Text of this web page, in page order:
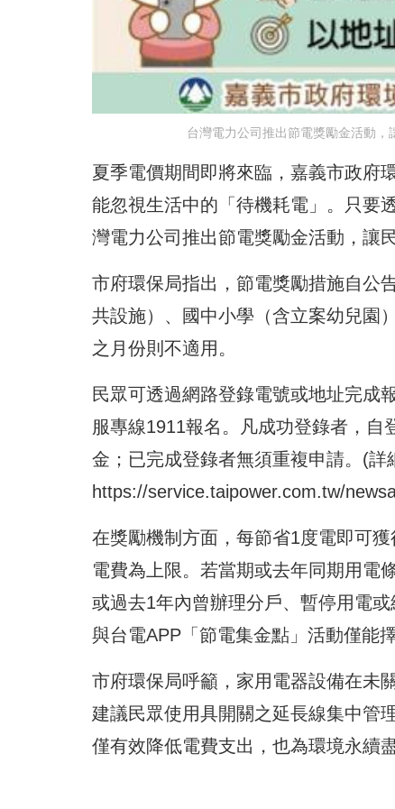
台灣電力公司推出節電獎勵金活動
夏季電價期間即將來臨，嘉義市政府
能忽視生活中的「待機耗電」。只要
灣電力公司推出節電獎勵金活動，讓
市府環保局指出，節電獎勵措施自公
共設施）、國中小學（含立案幼兒園
之月份則不適用。
民眾可透過網路登錄電號或地址完成
服專線1911報名。凡成功登錄者，
金；已完成登錄者無須重複申請。(詳
https://service.taipower.com.tw/
在獎勵機制方面，每節省1度電即可
電費為上限。若當期或去年同期用電
或過去1年內曾辦理分戶、暫停用電
與台電APP「節電集金點」活動僅能
市府環保局呼籲，家用電器設備在未
建議民眾使用具開關之延長線集中管
僅有效降低電費支出，也為環境永續